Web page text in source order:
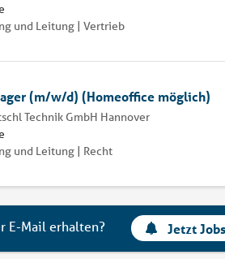
und Leitung | Vertrieb
(m/w/d) (Homeoffice möglich)
Technik GmbH Hannover
und Leitung | Recht
E-Mail erhalten? Jetzt